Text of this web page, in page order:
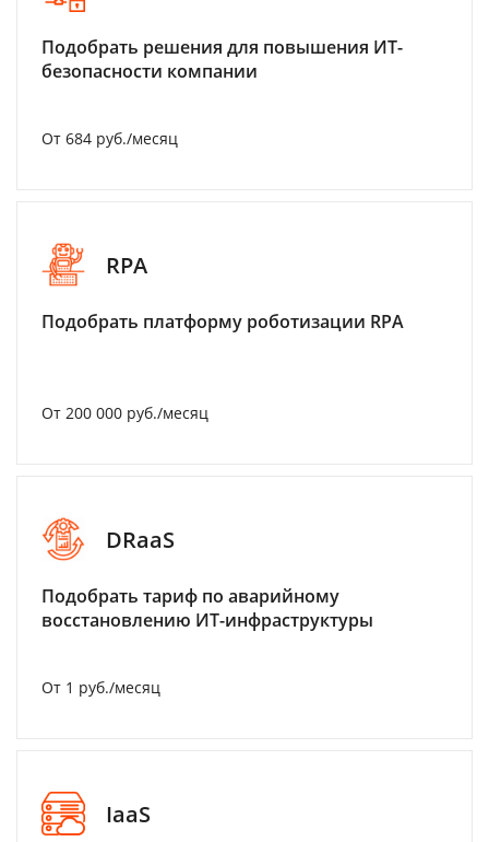
Подобрать решения для повышения ИТ-
безопасности компании
От 684 руб./месяц
RPA
Подобрать платформу роботизации RPA
От 200 000 руб./месяц
DRaaS
Подобрать тариф по аварийному
восстановлению ИТ-инфраструктуры
От 1 руб./месяц
IaaS